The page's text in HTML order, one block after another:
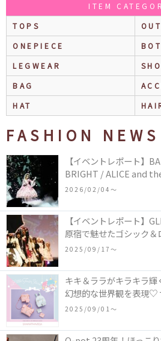
ITEM
TOPS
ONEPIECE
LEGWEAR
BAG
HAT
FASHION NEWS
【イベントレポート】
BRIGHT / ALICE and
COLLECTION in TOKYO
2026/02/04〜
【イベントレポート】
原宿で魅せたゴシック＆
2025/09/17〜
キキ＆ララがキラキラ輝
幻想的な世界観を表現♡
ツインスターズ』50周
2025/09/01〜